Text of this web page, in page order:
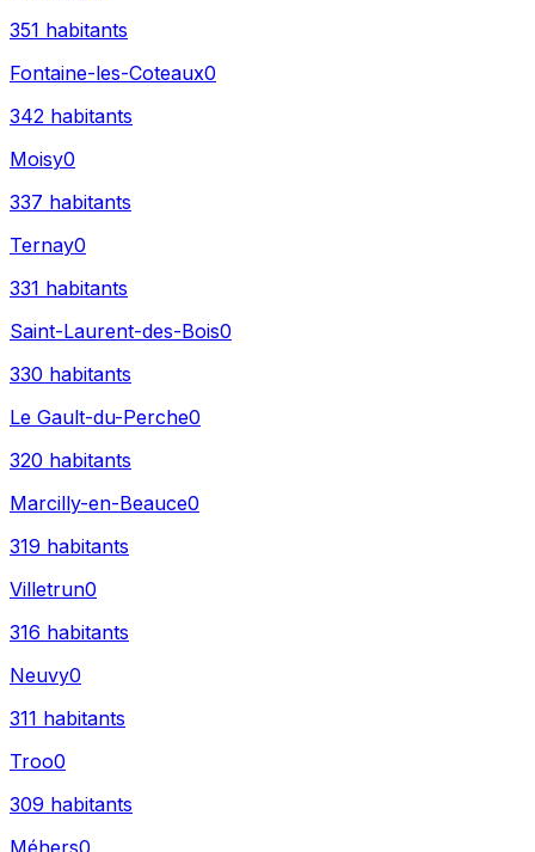
351 habitants
Fontaine-les-Coteaux0
342 habitants
Moisy0
337 habitants
Ternay0
331 habitants
Saint-Laurent-des-Bois0
330 habitants
Le Gault-du-Perche0
320 habitants
Marcilly-en-Beauce0
319 habitants
Villetrun0
316 habitants
Neuvy0
311 habitants
Troo0
309 habitants